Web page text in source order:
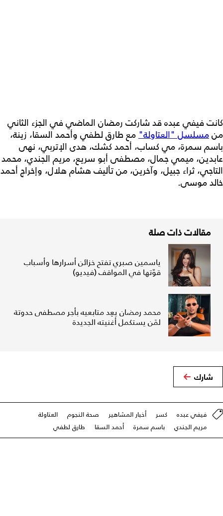
كانت فيفي عبده قد شاركت رمضان الماضي في الجزء الثاني
منمسلسل "العتاولة" مع طارق لطفي وأحمد السقا، زينة،
باسم سمرة، مي كساب، أحمد كشك، هدى الإتربي، نهى
عابدين، ميمي جمال، مصطفى أبو سريع، مريم الجندي، محمد
التاجي، ثراء جبيل، وآخرين، من تأليف هشام هلال، وإخراج أحمد
خالد موسى.
مقالات ذات صلة
ياسمين صبري تفتح خزائن أسرارها وأسباب
قوّتها في المواقف (فيديو)
محمد رمضان يعِد متابعيه بأجر مصطفى حدوتة
لمَن يستكمل أغنيته الجديدة
شارك
فيفي عبده كسر أخبار المشاهير صحة النجوم
العتاولة
مريم الجندي
باسم سمرة أحمد السقا طارق لطفي